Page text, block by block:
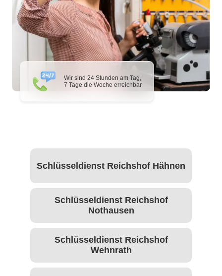
Wir sind 24 Stunden am Tag,
7 Tage die Woche erreichbar
Schlüsseldienst Reichshof Hähnen
Schlüsseldienst Reichshof
Nothausen
Schlüsseldienst Reichshof
Wehnrath